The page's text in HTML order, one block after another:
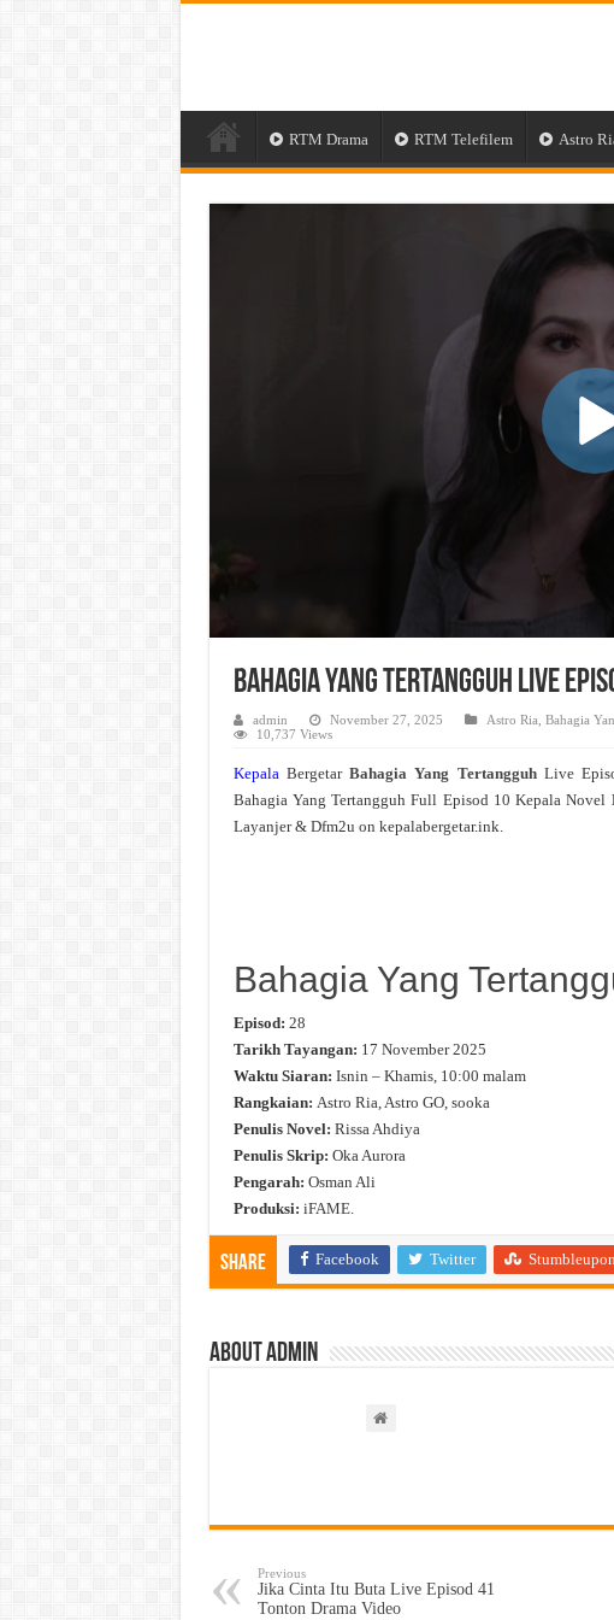
RTM Drama RTM Telefilem Astro
Bahagia Yang Tertangguh Live
admin November 27, 2025 Astro Ria Bahagia
10,737 Views
KepalaBergetarBahagia Yang TertangguhLive
Bahagia Yang Tertangguh Full Episod 10 Kepala Novel
Layanjer & Dfm2u on kepalabergetar.ink.
Bahagia Yang
Episod: 28
Tarikh Tayangan: 17 November 2025
Waktu Siaran: Isnin – Khamis, 10:00 malam
Rangkaian: Astro Ria, Astro GO, sooka
Penulis Novel: Rissa Ahdiya
Penulis Skrip: Oka Aurora
Pengarah: Osman Ali
Produksi: iFAME.
Share Facebook Twitter Stumbleupon
About admin
Previous
Jika Cinta Itu Buta Live Episod 41
Tonton Drama Video